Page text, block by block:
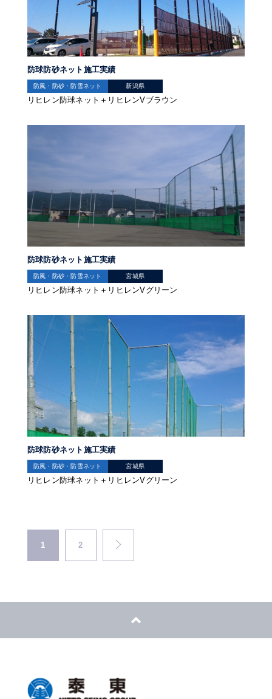
防球防砂ネット施工実績
防風・防砂・防雪ネット 新潟県
リヒレン防球ネット＋リヒレンVブラウン
防球防砂ネット施工実績
防風・防砂・防雪ネット 宮城県
リヒレン防球ネット＋リヒレンVグリーン
防球防砂ネット施工実績
防風・防砂・防雪ネット 宮城県
リヒレン防球ネット＋リヒレンVグリーン
1 2 NEXT